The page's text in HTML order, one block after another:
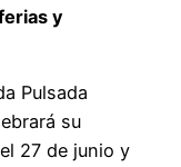
y
Pulsada
su
27 de junio y